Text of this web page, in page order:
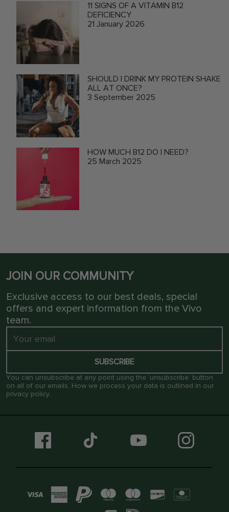
11 SIGNS OF A VITAMIN B12
DEFICIENCY
21 January 2026
SHOULD I DRINK MY PROTEIN SHAKE
ALL AT ONCE?
3 September 2025
HOW MUCH B12 DO I NEED?
25 March 2025
JOIN OUR COMMUNITY
Exclusive access to our best deals, special
offers and expert information from the Vivo
team.
SUBSCRIBE
You can unsubscribe at any point using the ‘unsubscribe’ button
on all of our emails. How we process your data is outlined in our
privacy policy.